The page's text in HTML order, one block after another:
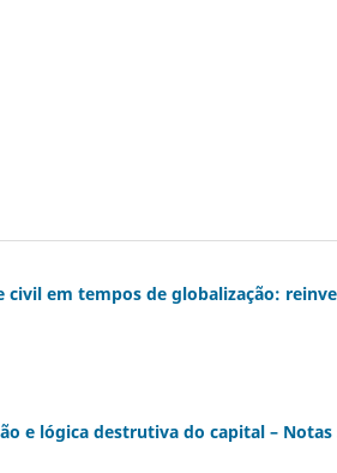
civil em tempos de globalização:
e lógica destrutiva do capital –